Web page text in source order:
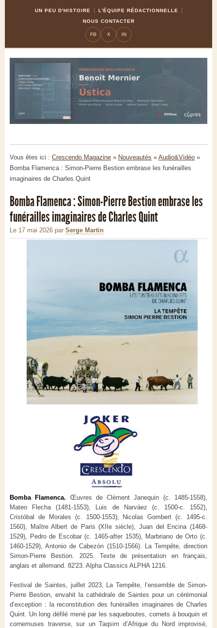
UN PEU D'HISTOIRE
L'ÉQUIPE RÉDACTIONNELLE
NOUS CONTACTER
FB X IN
Vous êtes ici : Crescendo Magazine » Nouveautés » Audio&Vidéo »
Bomba Flamenca : Simon-Pierre Bestion embrase les funérailles
imaginaires de Charles Quint
Bomba Flamenca : Simon-Pierre Bestion embrase les
funérailles imaginaires de Charles Quint
Le 17 mai 2026 par Serge Martin
Bomba Flamenca. Œuvres de Clément Janequin (c. 1485-1558),
Mateo Flecha (1481-1553), Luis de Narváez (c. 1500-c. 1552),
Cristóbal de Morales (c. 1500-1553), Nicolas Gombert (c. 1495-c.
1560), Maître Albert de Paris (XIIe siècle), Juan del Encina (1468-
1529), Pedro de Escobar (c. 1465-after 1535), Marbriano de Orto (c.
1460-1529), Antonio de Cabezón (1510-1566). La Tempête, direction
Simon-Pierre Bestion. 2025. Texte de présentation en français,
anglais et allemand. 82'23. Alpha Classics ALPHA 1216.
Festival de Saintes, juillet 2023, La Tempête, l’ensemble de Simon-
Pierre Bestion, envahit la cathédrale de Saintes pour un cérémonial
d’exception : la reconstitution des funérailles imaginaires de Charles
Quint. Un long défilé mené par les saqueboutes, cornets à bouquin et
cornemuses traverse, sur un Taqsim d’Afrique du Nord improvisé,